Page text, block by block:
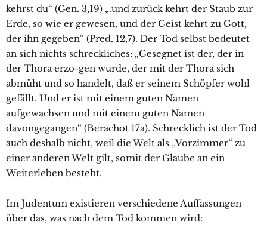
kehrst du“ (Gen. 3,19) „.und zurück kehrt der Staub zur
Erde, so wie er gewesen, und der Geist kehrt zu Gott,
der ihn gegeben“ (Pred. 12,7). Der Tod selbst bedeutet
an sich nichts schreckliches: „Gesegnet ist der, der in
der Thora erzo-gen wurde, der mit der Thora sich
abmüht und so handelt, daß er seinem Schöpfer wohl
gefällt. Und er ist mit einem guten Namen
aufgewachsen und mit einem guten Namen
davongegangen“ (Berachot 17a). Schrecklich ist der Tod
auch deshalb nicht, weil die Welt als „Vorzimmer“ zu
einer anderen Welt gilt, somit der Glaube an ein
Weiterleben besteht.
Im Judentum existieren verschiedene Auffassungen
über das, was nach dem Tod kommen wird: